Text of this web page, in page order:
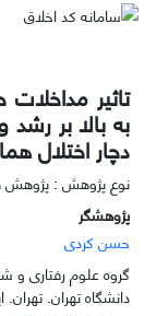
تاثیر مداخلات
به بالا بر
دچار اختلال
نوع پژوهش : پژوهش
پژوهشگر
حسن کردی
گروه علوم رفتاری و
دانشگاه تهران. تهران.